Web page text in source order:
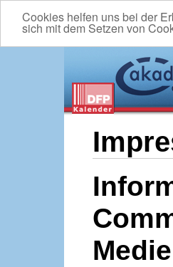
Cookies helfen uns bei der
sich mit dem Setzen von